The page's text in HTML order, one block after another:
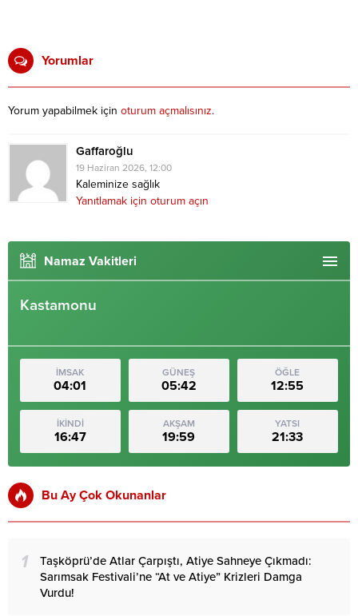
Yorumlar
Yorum yapabilmek için oturum açmalısınız.
Gaffaroğlu
19 Haziran 2026, 12:00
Kaleminize sağlık
Yanıtlamak için oturum açın
Namaz Vakitleri
Kastamonu
İMSAK
04:01
GÜNEŞ
05:42
ÖĞLE
12:55
İKİNDİ
16:47
AKŞAM
19:59
YATSI
21:33
Bu Ay Çok Okunanlar
1
Taşköprü’de Atlar Çarpıştı, Atiye Sahneye Çıkmadı:
Sarımsak Festivali’ne “At ve Atiye” Krizleri Damga
Vurdu!